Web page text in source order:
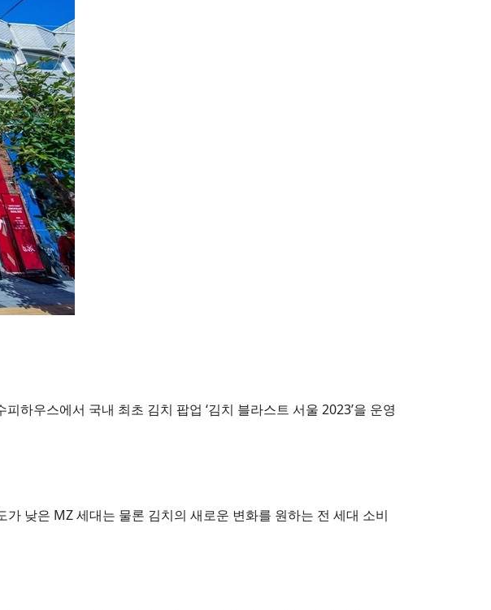
하우스에서 국내 최초 김치 팝업 ‘김치 블라스트 서울 2023’을 운영
낮은 MZ 세대는 물론 김치의 새로운 변화를 원하는 전 세대 소비